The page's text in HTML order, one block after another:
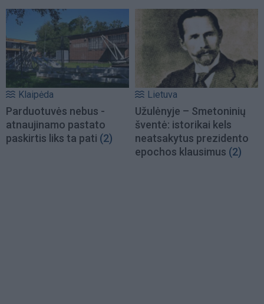
Klaipėda
Parduotuvės nebus -
atnaujinamo pastato
paskirtis liks ta pati (2)
Lietuva
Užulėnyje – Smetoninių
šventė: istorikai kels
neatsakytus prezidento
epochos klausimus (2)